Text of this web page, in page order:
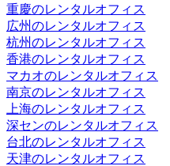
重慶のレンタルオフィス
広州のレンタルオフィス
杭州のレンタルオフィス
香港のレンタルオフィス
マカオのレンタルオフィス
南京のレンタルオフィス
上海のレンタルオフィス
深センのレンタルオフィス
台北のレンタルオフィス
天津のレンタルオフィス